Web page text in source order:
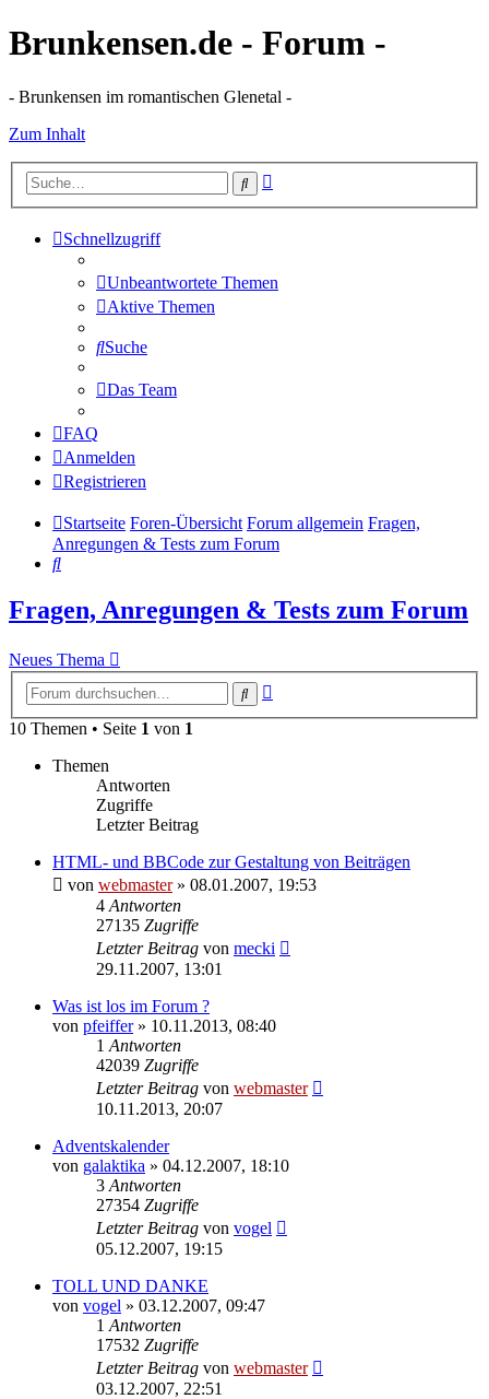
Brunkensen.de - Forum -
- Brunkensen im romantischen Glenetal -
Zum Inhalt
Suche
Schnellzugriff
Unbeantwortete Themen
Aktive Themen
Suche
Das Team
FAQ
Anmelden
Registrieren
Startseite Foren-Übersicht Forum allgemein Fragen,
Anregungen & Tests zum Forum
Suche
Fragen, Anregungen & Tests zum Forum
Neues Thema
Suche
10 Themen • Seite 1 von 1
Themen
Antworten
Zugriffe
Letzter Beitrag
HTML- und BBCode zur Gestaltung von Beiträgen
von webmaster» 08.01.2007, 19:53
4 Antworten
27135 Zugriffe
Letzter Beitrag von mecki
29.11.2007, 13:01
Was ist los im Forum ?
von pfeiffer» 10.11.2013, 08:40
1 Antworten
42039 Zugriffe
Letzter Beitrag von webmaster
10.11.2013, 20:07
Adventskalender
von galaktika » 04.12.2007, 18:10
3 Antworten
27354 Zugriffe
Letzter Beitrag von vogel
05.12.2007, 19:15
TOLL UND DANKE
von vogel » 03.12.2007, 09:47
1 Antworten
17532 Zugriffe
Letzter Beitrag von webmaster
03.12.2007, 22:51